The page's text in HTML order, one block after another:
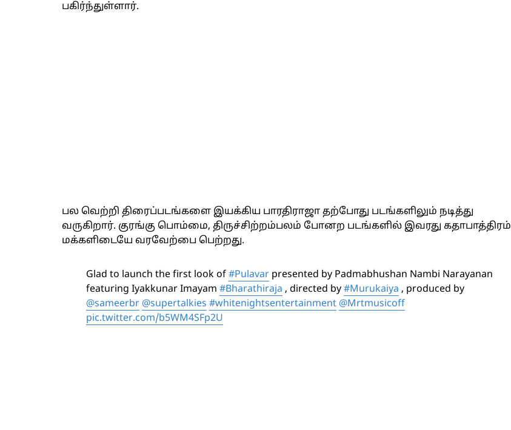
பகிர்ந்துள்ளார்.
பல வெற்றி திரைப்படங்களை இயக்கிய பாரதிராஜா தற்போது படங்களிலும் நடித்து
வருகிறார். குரங்கு பொம்மை, திருச்சிற்றம்பலம் போனற படங்களில் இவரது கதாபாத்திரம்
மக்களிடையே வரவேற்பை பெற்றது.
Glad to launch the first look of #Pulavar presented by Padmabhushan Nambi Narayanan
featuring Iyakkunar Imayam #Bharathiraja , directed by #Murukaiya , produced by
@sameerbr @supertalkies #whitenightsentertainment @Mrtmusicoff
pic.twitter.com/b5WM4SFp2U